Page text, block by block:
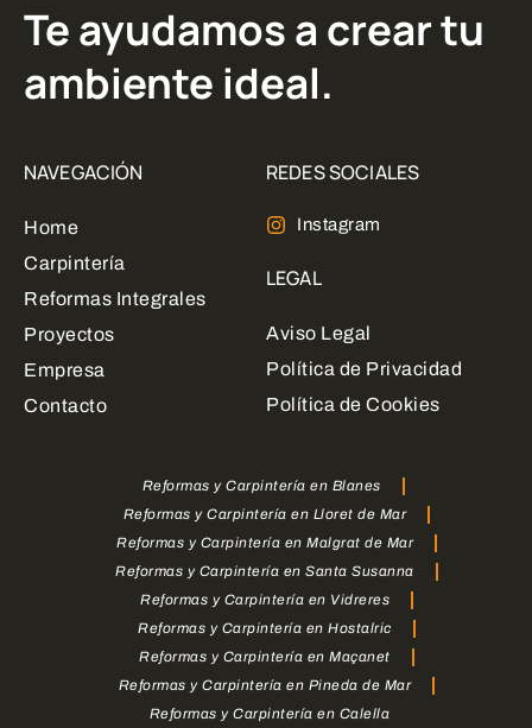
Te ayudamos a crear tu
ambiente ideal.
NAVEGACIÓN
Home
Carpintería
Reformas Integrales
Proyectos
Empresa
Contacto
REDES SOCIALES
Instagram
LEGAL
Aviso Legal
Política de Privacidad
Política de Cookies
Reformas y Carpintería en Blanes
Reformas y Carpintería en Lloret de Mar
Reformas y Carpintería en Malgrat de Mar
Reformas y Carpintería en Santa Susanna
Reformas y Carpintería en Vidreres
Reformas y Carpintería en Hostalric
Reformas y Carpintería en Maçanet
Reformas y Carpintería en Pineda de Mar
Reformas y Carpintería en Calella